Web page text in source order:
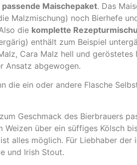
passende Maischepaket. Das
Malzmischung) noch Bierhefe
die komplette
enthält zum Beispiel
Cara Malz hell und
Ansatz abgewogen.
die ein oder andere Flasche
Geschmack des Bierbrauers
Weizen über ein süffiges Kölsch
alles möglich. Für Liebhaber der
und Irish Stout.